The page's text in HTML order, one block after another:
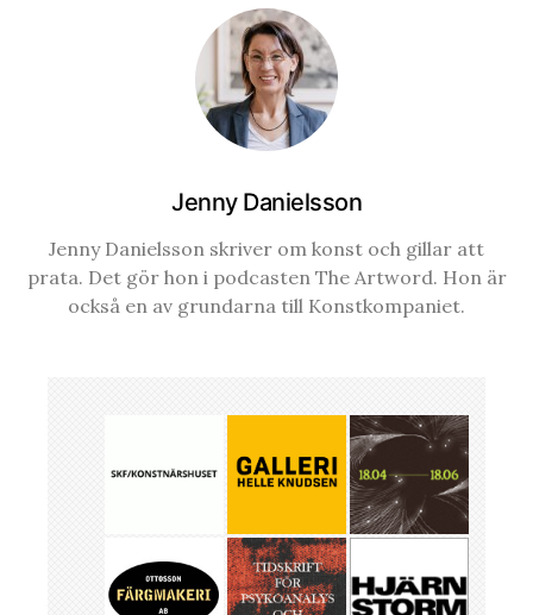
Jenny Danielsson
Jenny Danielsson skriver om konst och gillar att
prata. Det gör hon i podcasten The Artword. Hon är
också en av grundarna till Konstkompaniet.